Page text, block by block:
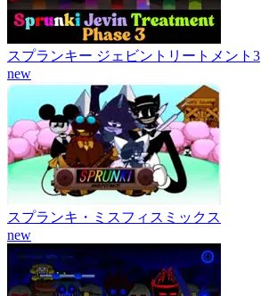
スプランキー ジェビントリートメント3
new
スプランキ・ミスフィスミックス
new